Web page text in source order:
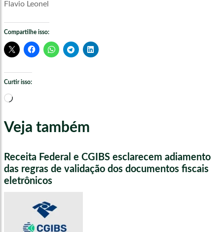
Flavio Leonel
Compartilhe isso:
Curtir isso:
Carregando...
Veja também
Receita Federal e CGIBS esclarecem adiamento
das regras de validação dos documentos fiscais
eletrônicos